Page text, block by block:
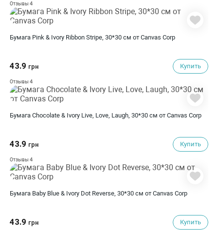
Отзывы 4
Бумага Pink & Ivory Ribbon Stripe, 30*30 см от Canvas Corp
43.9 грн Купить
Отзывы 4
Бумага Chocolate & Ivory Live, Love, Laugh, 30*30 см от Canvas Corp
43.9 грн Купить
Отзывы 4
Бумага Baby Blue & Ivory Dot Reverse, 30*30 см от Canvas Corp
43.9 грн Купить